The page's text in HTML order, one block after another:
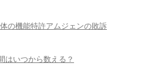
の機能特許アムジェンの敗訴
はいつから数える？